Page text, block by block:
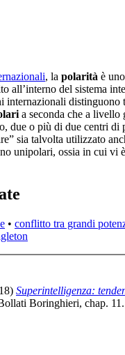
, la polarità è
all’interno del sistema
internazionali distinguono
a seconda che a livello
due o più di due centri di
sia talvolta utilizzato
unipolari, ossia in cui vi
• conflitto tra grandi
Superintelligenza:
Boringhieri, chap. 11 .